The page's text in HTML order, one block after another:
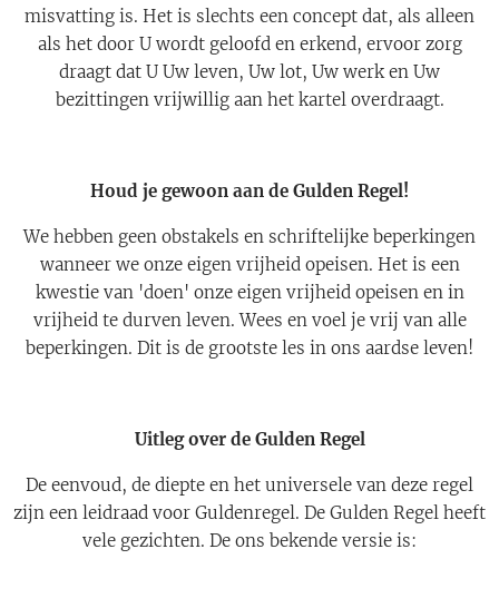
misvatting is. Het is slechts een concept dat, als alleen
als het door U wordt geloofd en erkend, ervoor zorg
draagt dat U Uw leven, Uw lot, Uw werk en Uw
bezittingen vrijwillig aan het kartel overdraagt.
Houd je gewoon aan de Gulden Regel!
We hebben geen obstakels en schriftelijke beperkingen
wanneer we onze eigen vrijheid opeisen. Het is een
kwestie van 'doen' onze eigen vrijheid opeisen en in
vrijheid te durven leven. Wees en voel je vrij van alle
beperkingen. Dit is de grootste les in ons aardse leven!
Uitleg over de Gulden Regel
De eenvoud, de diepte en het universele van deze regel
zijn een leidraad voor Guldenregel. De Gulden Regel heeft
vele gezichten. De ons bekende versie is: